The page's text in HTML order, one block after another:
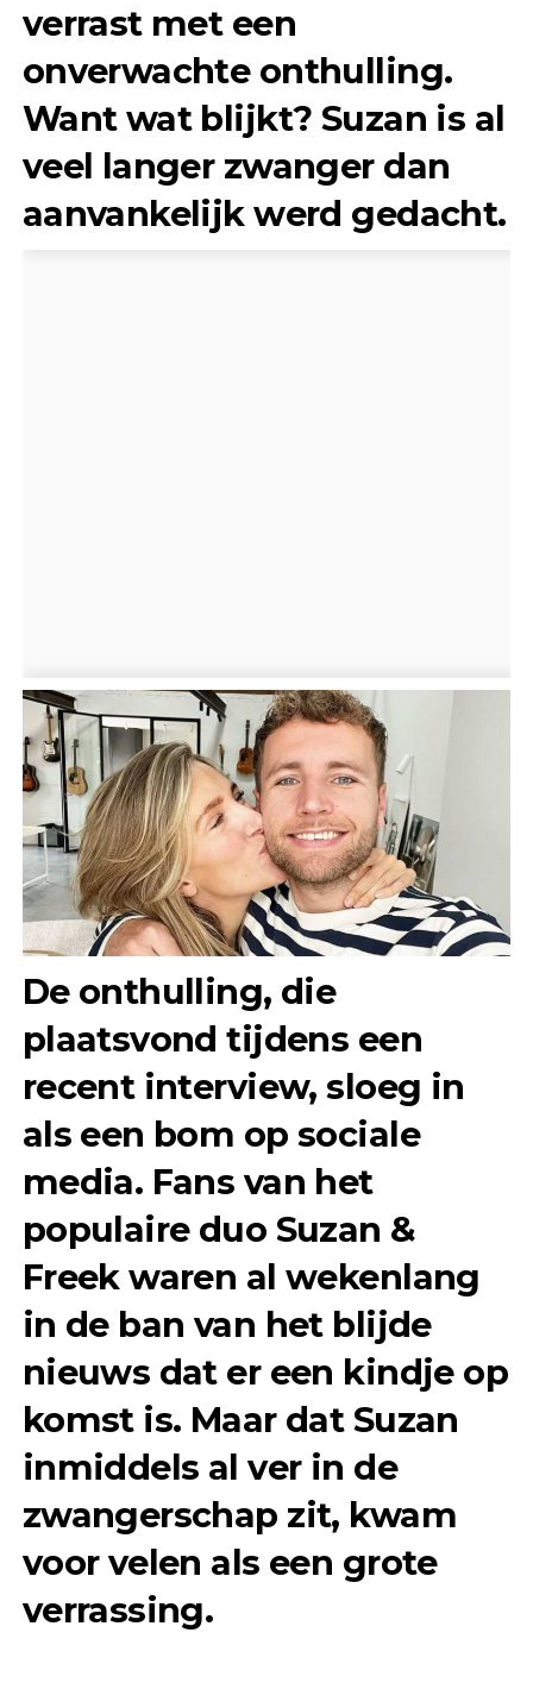
verrast met een
onverwachte onthulling.
Want wat blijkt? Suzan is al
veel langer zwanger dan
aanvankelijk werd gedacht.
De onthulling, die
plaatsvond tijdens een
recent interview, sloeg in
als een bom op sociale
media. Fans van het
populaire duo Suzan &
Freek waren al wekenlang
in de ban van het blijde
nieuws dat er een kindje op
komst is. Maar dat Suzan
inmiddels al ver in de
zwangerschap zit, kwam
voor velen als een grote
verrassing.